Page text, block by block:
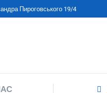
Пироговського 19/4
НАС